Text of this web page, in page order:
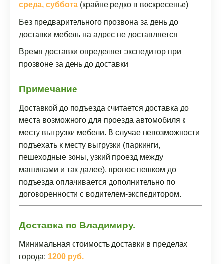
среда, суббота (крайне редко в воскресенье)
Без предварительного прозвона за день до
доставки мебель на адрес не доставляется
Время доставки определяет экспедитор при
прозвоне за день до доставки
Примечание
Доставкой до подъезда считается доставка до
места возможного для проезда автомобиля к
месту выгрузки мебели. В случае невозможности
подъехать к месту выгрузки (паркинги,
пешеходные зоны, узкий проезд между
машинами и так далее), пронос пешком до
подъезда оплачивается дополнительно по
договоренности с водителем-экспедитором.
Доставка по Владимиру.
Минимальная стоимость доставки в пределах
города: 1200 руб.